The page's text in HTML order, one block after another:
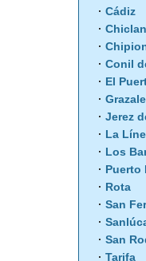
Cádiz
Conil
El
Jerez
La
Los
Puerto
Rota
San
San
Tarifa